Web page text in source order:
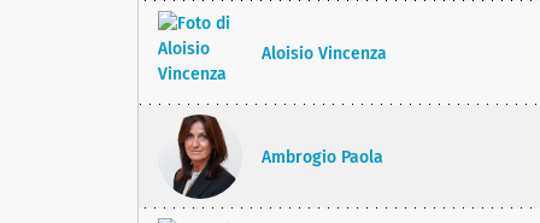
Aloisio Vincenza
Ambrogio Paola